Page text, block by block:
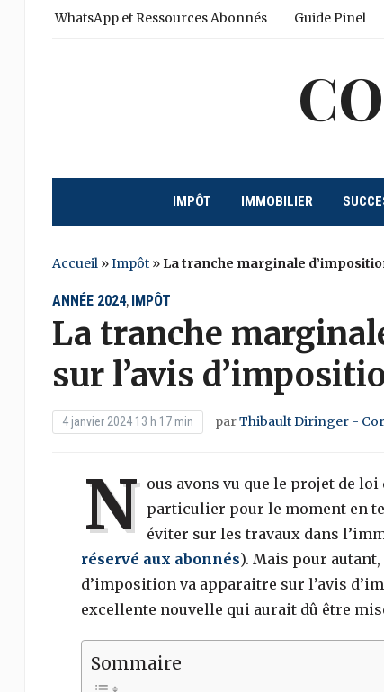
WhatsApp et Ressources Abonnés Guide Pinel
IMPÔT IMMOBILIER
Accueil»Impôt» La tranche marginale
ANNÉE 2024, IMPÔT
La tranche
sur l’avis
4 janvier 2024 13 h 17 min parThibault Diringer -
N ous avons vu que le projet de
particulier pour le moment en
éviter sur les travaux dans
réservé aux abonnés). Mais pour
d’imposition va apparaitre sur l’avis
excellente nouvelle qui aurait dû être
Sommaire